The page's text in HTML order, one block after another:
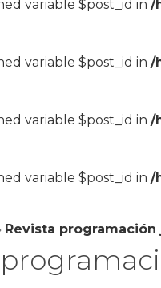
variable $post_id in/
variable $post_id in/
variable $post_id in/
variable $post_id in/
Revista programación